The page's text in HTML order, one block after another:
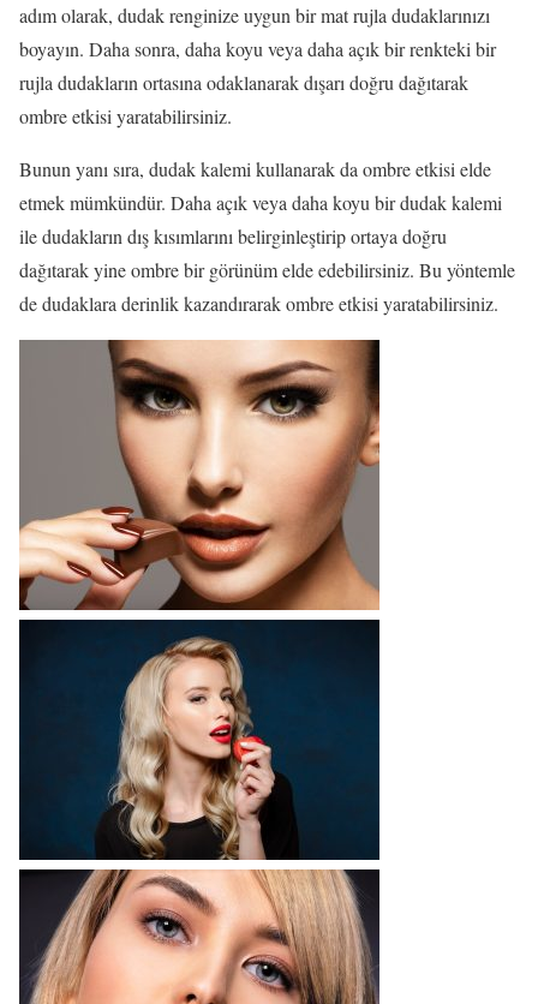
adım olarak, dudak renginize uygun bir mat rujla dudaklarınızı
boyayın. Daha sonra, daha koyu veya daha açık bir renkteki bir
rujla dudakların ortasına odaklanarak dışarı doğru dağıtarak
ombre etkisi yaratabilirsiniz.
Bunun yanı sıra, dudak kalemi kullanarak da ombre etkisi elde
etmek mümkündür. Daha açık veya daha koyu bir dudak kalemi
ile dudakların dış kısımlarını belirginleştirip ortaya doğru
dağıtarak yine ombre bir görünüm elde edebilirsiniz. Bu yöntemle
de dudaklara derinlik kazandırarak ombre etkisi yaratabilirsiniz.